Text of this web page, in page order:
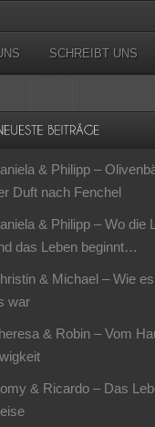
SCHREIBT UNS
& Philipp –
Duft nach Fenchel
& Philipp – Wo die
das Leben beginnt…
& Michael – Wie
war
& Robin – Vom
& Ricardo – Das